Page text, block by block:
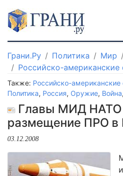
Грани.Ру Политика Мир
Российско-американские
Также: Российско-американские
Политика, Россия, Оружие, Война,
Главы МИД НАТО
размещение ПРО в
03.12.2008